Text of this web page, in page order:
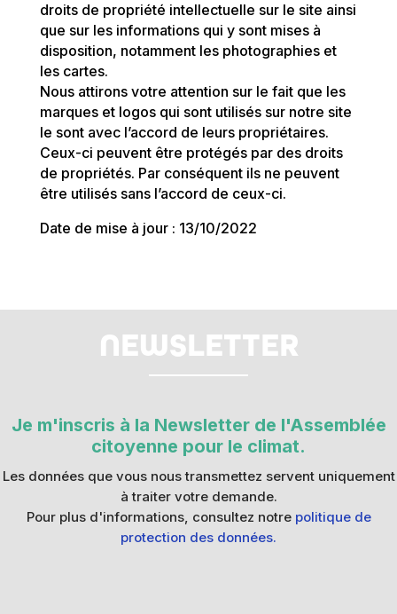
droits de propriété intellectuelle sur le site ainsi
que sur les informations qui y sont mises à
disposition, notamment les photographies et
les cartes.
Nous attirons votre attention sur le fait que les
marques et logos qui sont utilisés sur notre site
le sont avec l’accord de leurs propriétaires.
Ceux-ci peuvent être protégés par des droits
de propriétés. Par conséquent ils ne peuvent
être utilisés sans l’accord de ceux-ci.
Date de mise à jour : 13/10/2022
NEWSLETTER
Je m'inscris à la Newsletter de l'Assemblée
citoyenne pour le climat.
Les données que vous nous transmettez servent uniquement
à traiter votre demande.
Pour plus d'informations, consultez notre politique de
protection des données.